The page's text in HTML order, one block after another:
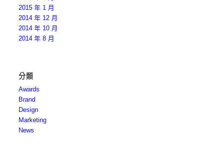
2015 年 1 月
2014 年 12 月
2014 年 10 月
2014 年 8 月
分類
Awards
Brand
Design
Marketing
News